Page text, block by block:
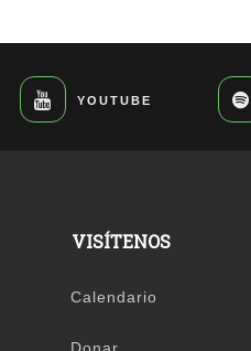
YOUTUBE
VISÍTENOS
Calendario